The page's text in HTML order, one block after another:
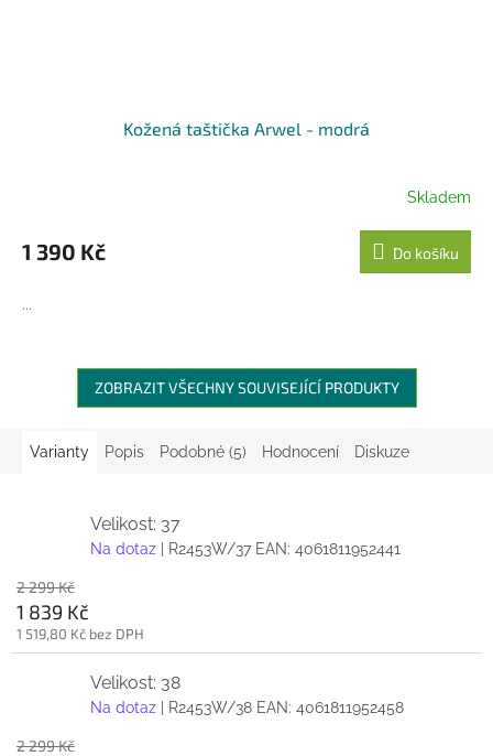
Kožená taštička Arwel - modrá
Skladem
1 390 Kč Do košíku
...
ZOBRAZIT VŠECHNY SOUVISEJÍCÍ PRODUKTY
Varianty Popis Podobné (5) Hodnocení Diskuze
Velikost: 37
Na dotaz | R2453W/37 EAN: 4061811952441
2 299 Kč
1 839 Kč
1 519,80 Kč bez DPH
Velikost: 38
Na dotaz | R2453W/38 EAN: 4061811952458
2 299 Kč